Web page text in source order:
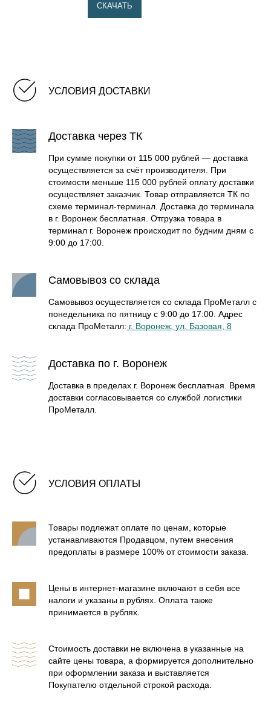
CКАЧАТЬ
УСЛОВИЯ ДОСТАВКИ
Доставка через ТК
При сумме покупки от 115 000 рублей — доставка
осуществляется за счёт производителя. При
стоимости меньше 115 000 рублей оплату доставки
осуществляет заказчик. Товар отправляется ТК по
схеме терминал-терминал. Доставка до терминала
в г. Воронеж бесплатная. Отгрузка товара в
терминал г. Воронеж происходит по будним дням с
9:00 до 17:00.
Самовывоз со склада
Самовывоз осуществляется со склада ПроМеталл с
понедельника по пятницу с 9:00 до 17:00. Адрес
склада ПроМеталл: г. Воронеж, ул. Базовая, 8
Доставка по г. Воронеж
Доставка в пределах г. Воронеж бесплатная. Время
доставки согласовывается со службой логистики
ПроМеталл.
УСЛОВИЯ ОПЛАТЫ
Товары подлежат оплате по ценам, которые
устанавливаются Продавцом, путем внесения
предоплаты в размере 100% от стоимости заказа.
Цены в интернет-магазине включают в себя все
налоги и указаны в рублях. Оплата также
принимается в рублях.
Стоимость доставки не включена в указанные на
сайте цены товара, а формируется дополнительно
при оформлении заказа и выставляется
Покупателю отдельной строкой расхода.
БАННЫЕ ПЕЧИ В ЛАМЕЛЯХ